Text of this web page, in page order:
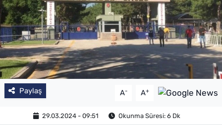
Paylaş A- A+
29.03.2024 - 09:51 Okunma Süresi: 6 Dk